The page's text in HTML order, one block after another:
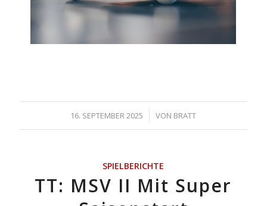
16. SEPTEMBER 2025
/ VON BRATT
SPIELBERICHTE
TT: MSV II Mit Super